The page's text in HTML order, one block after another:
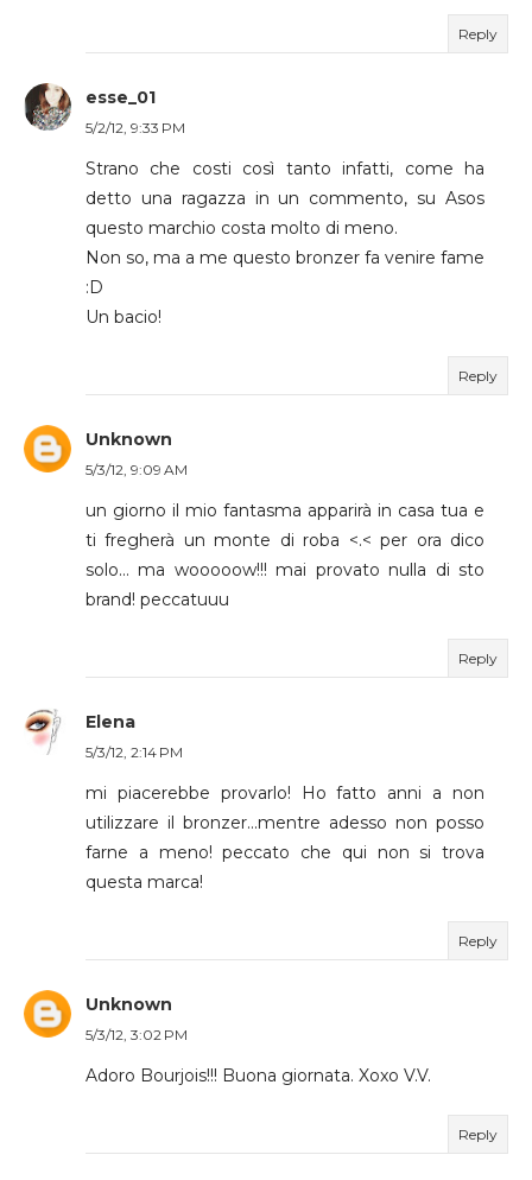
Reply
esse_01
5/2/12, 9:33 PM
Strano che costi così tanto infatti, come ha
detto una ragazza in un commento, su Asos
questo marchio costa molto di meno.
Non so, ma a me questo bronzer fa venire fame
:D
Un bacio!
Reply
Unknown
5/3/12, 9:09 AM
un giorno il mio fantasma apparirà in casa tua e
ti fregherà un monte di roba <.< per ora dico
solo... ma wooooow!!! mai provato nulla di sto
brand! peccatuuu
Reply
Elena
5/3/12, 2:14 PM
mi piacerebbe provarlo! Ho fatto anni a non
utilizzare il bronzer...mentre adesso non posso
farne a meno! peccato che qui non si trova
questa marca!
Reply
Unknown
5/3/12, 3:02 PM
Adoro Bourjois!!! Buona giornata. Xoxo V.V.
Reply